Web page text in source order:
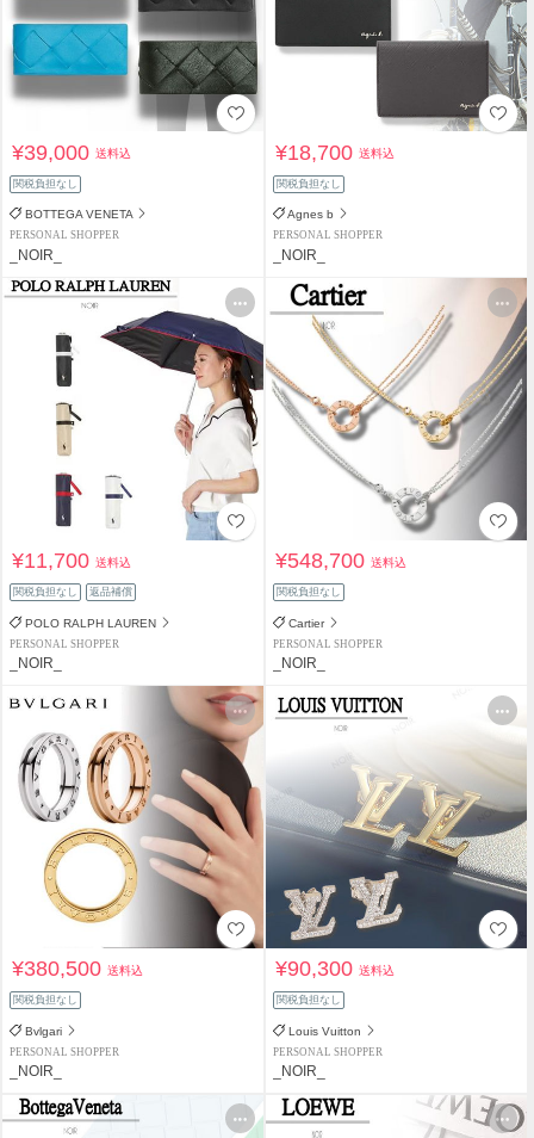
¥39,000送料込
関税負担なし
BOTTEGA VENETA
PERSONAL SHOPPER
_NOIR_
¥18,700送料込
関税負担なし
Agnes b
PERSONAL SHOPPER
_NOIR_
¥11,700送料込
関税負担なし 返品補償
POLO RALPH LAUREN
PERSONAL SHOPPER
_NOIR_
¥548,700送料込
関税負担なし
Cartier
PERSONAL SHOPPER
_NOIR_
¥380,500送料込
関税負担なし
Bvlgari
PERSONAL SHOPPER
_NOIR_
¥90,300送料込
関税負担なし
Louis Vuitton
PERSONAL SHOPPER
_NOIR_